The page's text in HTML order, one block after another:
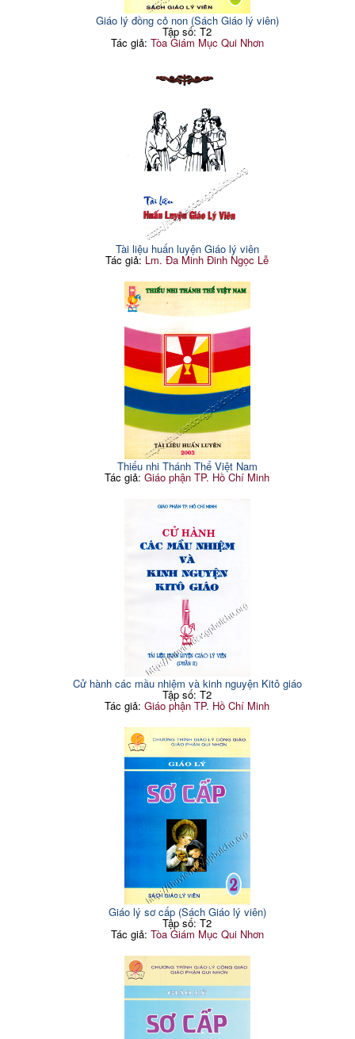
Giáo lý đồng cỏ non (Sách Giáo lý viên)
Tập số: T2
Tác giả: Tòa Giám Mục Qui Nhơn
Tài liệu huấn luyện Giáo lý viên
Tác giả: Lm. Đa Minh Đinh Ngọc Lễ
Thiếu nhi Thánh Thể Việt Nam
Tác giả:Giáo phận TP. Hồ Chí Minh
Cử hành các mầu nhiệm và kinh nguyện Kitô giáo
Tập số: T2
Tác giả:Giáo phận TP. Hồ Chí Minh
Giáo lý sơ cấp (Sách Giáo lý viên)
Tập số: T2
Tác giả: Tòa Giám Mục Qui Nhơn